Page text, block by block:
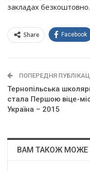
закладах безкоштовно.
Share Facebook
ПОПЕРЕДНЯ
Тернопільська
стала Першою віце-
Україна – 2015
ВАМ ТАКОЖ МОЖЕ